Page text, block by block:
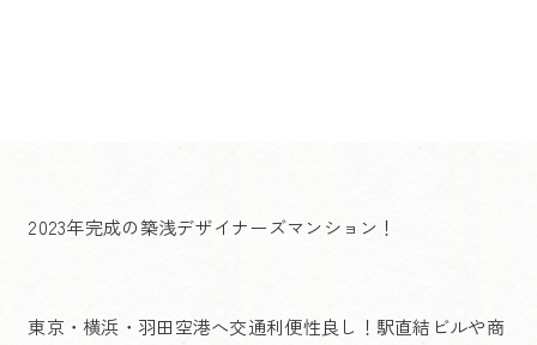
2023年完成の築浅デザイナーズマンション！
東京・横浜・羽田空港へ交通利便性良し！駅直結ビルや商